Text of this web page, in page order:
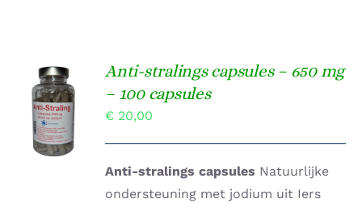
TOEVOEGEN
AAN
WINKELWAGEN
/
DETAILS
Anti-stralings capsules – 650 mg
– 100 capsules
€ 20,00
Anti-stralings capsules Natuurlijke
ondersteuning met jodium uit Iers